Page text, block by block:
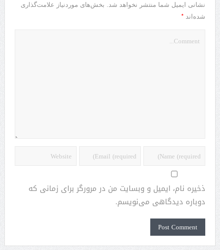
نشانی ایمیل شما منتشر نخواهد شد. بخش‌های موردنیاز علامت‌گذاری
شده‌اند *
ذخیره نام، ایمیل و وبسایت من در مرورگر برای زمانی که
دوباره دیدگاهی می‌نویسم.